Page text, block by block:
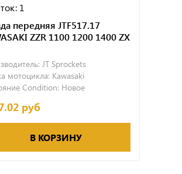
1
передняя JTF517.17
ZZR 1100 1200 1400 ZX
JT Sprockets
мотоцикла: Kawasaki
Condition: Новое
руб
В КОРЗИНУ